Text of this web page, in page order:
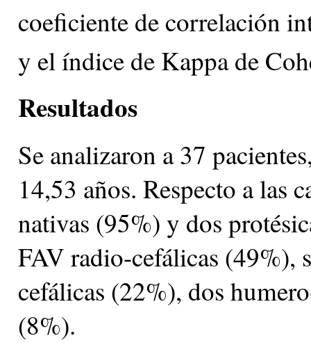
coeficiente de correlación
y el índice de Kappa de
Resultados
Se analizaron a 37
14,53 años. Respecto a las
nativas (95%) y dos
FAV radio-cefálicas (49%),
cefálicas (22%), dos
(8%).